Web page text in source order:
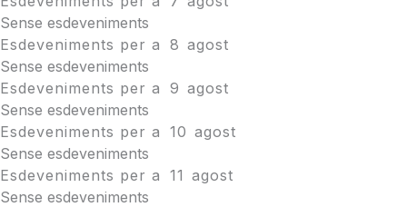
Sense esdeveniments
Esdeveniments per a 8 agost
Sense esdeveniments
Esdeveniments per a 9 agost
Sense esdeveniments
Esdeveniments per a 10 agost
Sense esdeveniments
Esdeveniments per a 11 agost
Sense esdeveniments